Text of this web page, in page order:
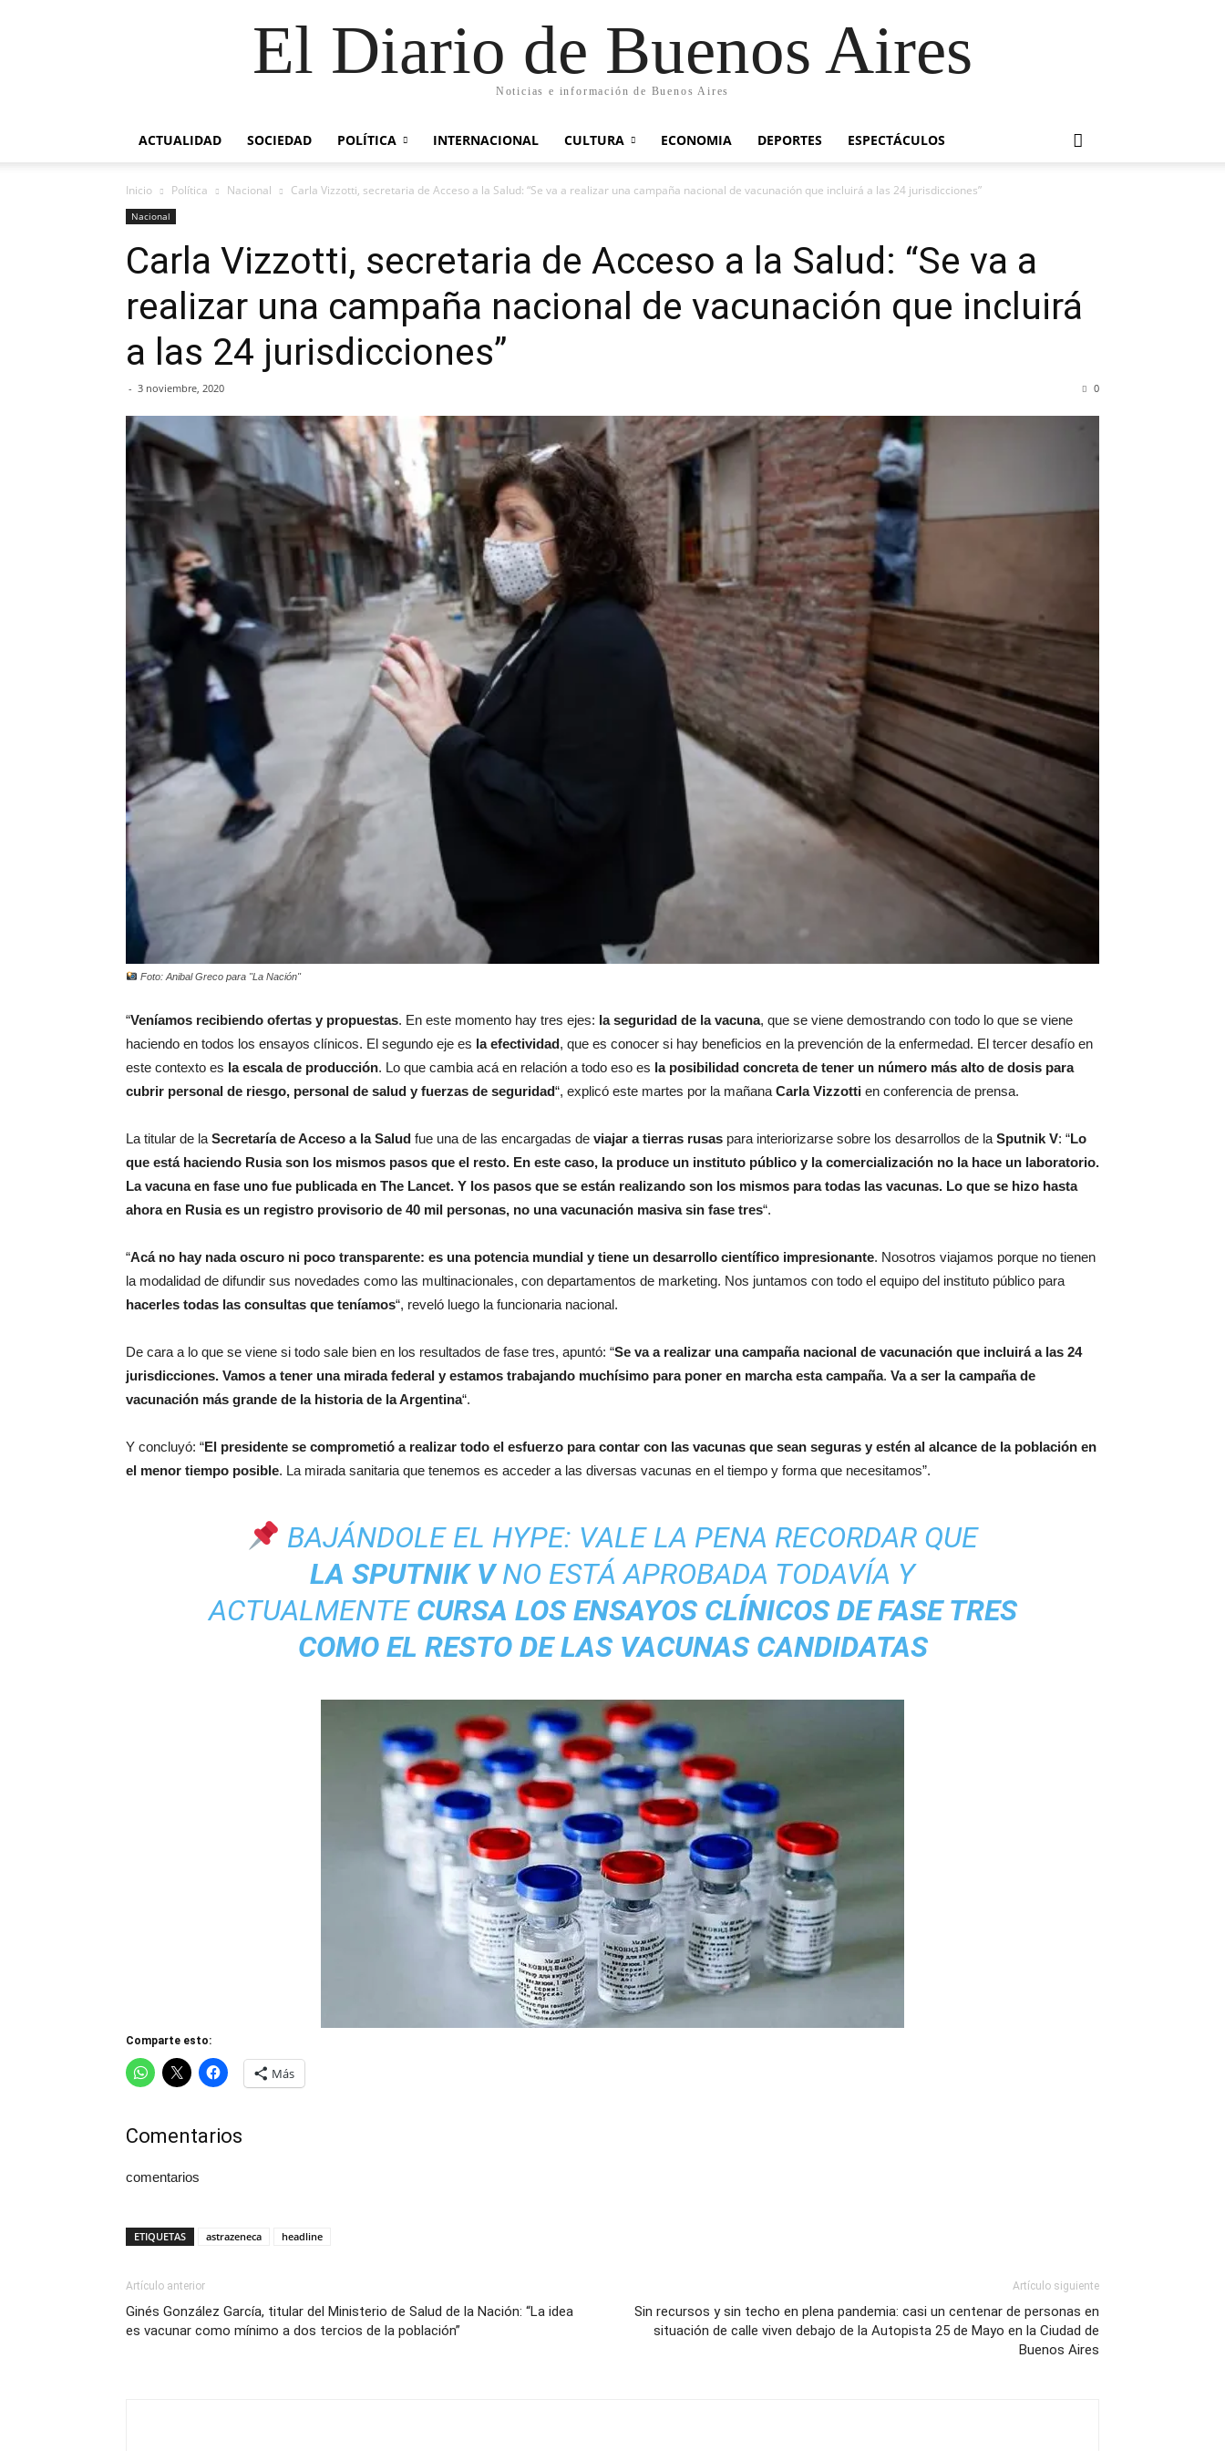
El Diario de Buenos Aires
Noticias e información de Buenos Aires
ACTUALIDAD SOCIEDAD POLÍTICA INTERNACIONAL CULTURA ECONOMIA DEPORTES ESPECTÁCULOS
Inicio Política Nacional Carla Vizzotti, secretaria de Acceso a la Salud: “Se va a realizar una campaña nacional de vacunación que incluirá a las 24 jurisdicciones”
Nacional
Carla Vizzotti, secretaria de Acceso a la Salud: “Se va a
realizar una campaña nacional de vacunación que incluirá
a las 24 jurisdicciones”
- 3 noviembre, 2020 0
Foto: Anibal Greco para "La Nación"
“Veníamos recibiendo ofertas y propuestas. En este momento hay tres ejes: la seguridad de la vacuna, que se viene demostrando con todo lo que se viene
haciendo en todos los ensayos clínicos. El segundo eje es la efectividad, que es conocer si hay beneficios en la prevención de la enfermedad. El tercer desafío en
este contexto es la escala de producción. Lo que cambia acá en relación a todo eso es la posibilidad concreta de tener un número más alto de dosis para
cubrir personal de riesgo, personal de salud y fuerzas de seguridad“, explicó este martes por la mañana Carla Vizzotti en conferencia de prensa.
La titular de la Secretaría de Acceso a la Salud fue una de las encargadas de viajar a tierras rusas para interiorizarse sobre los desarrollos de la Sputnik V: “Lo
que está haciendo Rusia son los mismos pasos que el resto. En este caso, la produce un instituto público y la comercialización no la hace un laboratorio.
La vacuna en fase uno fue publicada en The Lancet. Y los pasos que se están realizando son los mismos para todas las vacunas. Lo que se hizo hasta
ahora en Rusia es un registro provisorio de 40 mil personas, no una vacunación masiva sin fase tres“.
“Acá no hay nada oscuro ni poco transparente: es una potencia mundial y tiene un desarrollo científico impresionante. Nosotros viajamos porque no tienen
la modalidad de difundir sus novedades como las multinacionales, con departamentos de marketing. Nos juntamos con todo el equipo del instituto público para
hacerles todas las consultas que teníamos“, reveló luego la funcionaria nacional.
De cara a lo que se viene si todo sale bien en los resultados de fase tres, apuntó: “Se va a realizar una campaña nacional de vacunación que incluirá a las 24
jurisdicciones. Vamos a tener una mirada federal y estamos trabajando muchísimo para poner en marcha esta campaña. Va a ser la campaña de
vacunación más grande de la historia de la Argentina“.
Y concluyó: “El presidente se comprometió a realizar todo el esfuerzo para contar con las vacunas que sean seguras y estén al alcance de la población en
el menor tiempo posible. La mirada sanitaria que tenemos es acceder a las diversas vacunas en el tiempo y forma que necesitamos”.
BAJÁNDOLE EL HYPE: VALE LA PENA RECORDAR QUE
LA SPUTNIK VNO ESTÁ APROBADA TODAVÍA Y
ACTUALMENTE CURSA LOS ENSAYOS CLÍNICOS DE FASE TRES
COMO EL RESTO DE LAS VACUNAS CANDIDATAS
Comparte esto:
Más
Comentarios
comentarios
ETIQUETAS astrazeneca headline
Artículo anterior
Ginés González García, titular del Ministerio de Salud de la Nación: “La idea
es vacunar como mínimo a dos tercios de la población”
Artículo siguiente
Sin recursos y sin techo en plena pandemia: casi un centenar de personas en
situación de calle viven debajo de la Autopista 25 de Mayo en la Ciudad de
Buenos Aires